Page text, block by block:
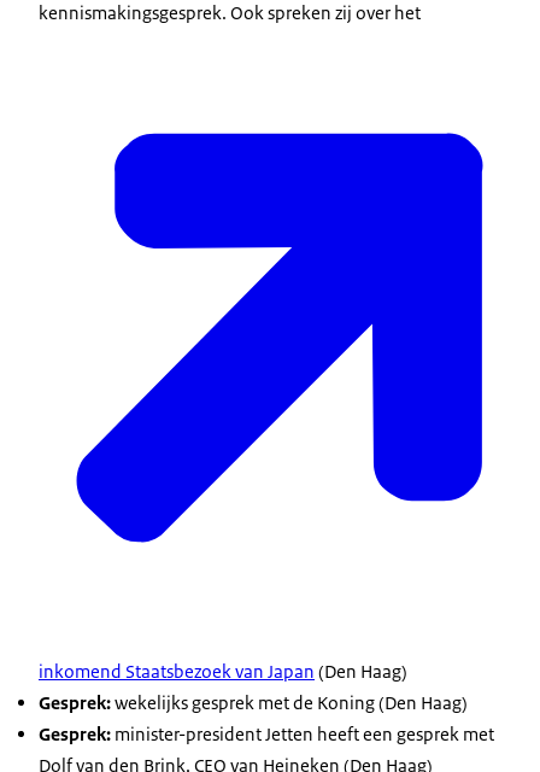
kennismakingsgesprek. Ook spreken zij over het
inkomend Staatsbezoek van Japan (Den Haag)
Gesprek:wekelijks gesprek met de Koning (Den Haag)
Gesprek: minister-president Jetten heeft een gesprek met
Dolf van den Brink, CEO van Heineken (Den Haag)